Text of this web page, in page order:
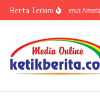
Berita TerkiniKPwBI Sumut